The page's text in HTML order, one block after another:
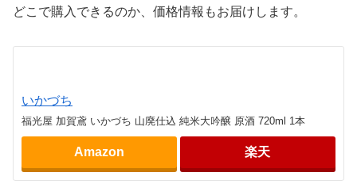
どこで購入できるのか、価格情報もお届けします。
いかづち
福光屋 加賀鳶 いかづち 山廃仕込 純米大吟醸 原酒 720ml 1本
Amazon 楽天